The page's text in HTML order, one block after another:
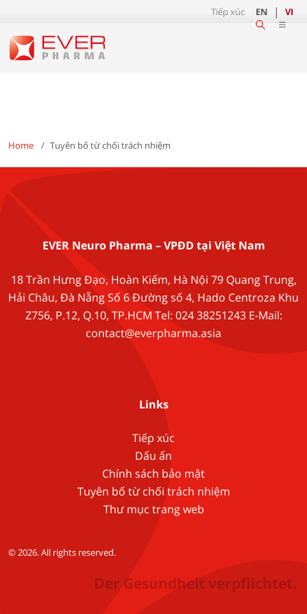
Tiếp xúc EN VI
Home Tuyên bố từ chối trách nhiệm
EVER Neuro Pharma – VPĐD tại Việt Nam
18 Trần Hưng Đạo, Hoàn Kiếm, Hà Nội 79 Quang Trung,
Hải Châu, Đà Nẵng Số 6 Đường số 4, Hado Centroza Khu
Z756, P.12, Q.10, TP.HCM Tel: 024 38251243 E-Mail:
contact@everpharma.asia
Links
Tiếp xúc
Dấu ấn
Chính sách bảo mật
Tuyên bố từ chối trách nhiệm
Thư mục trang web
© 2026. All rights reserved.